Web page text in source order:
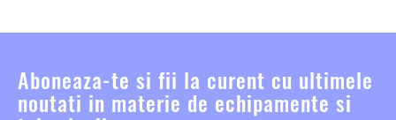
Aboneaza-te si fii la curent cu ultimele
noutati in materie de echipamente si